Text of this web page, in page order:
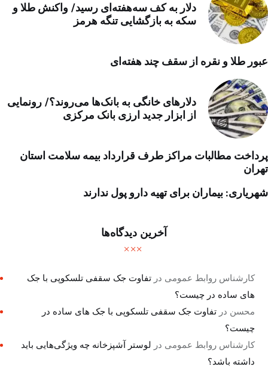
دلار به کف سه‌هفته‌ای رسید/ واکنش طلا و
سکه به بازگشایی تنگه هرمز
عبور طلا و نقره از سقف چند هفته‌ای
دلارهای خانگی به بانک‌ها می‌روند؟/ رونمایی
از ابزار جدید ارزی بانک مرکزی
پرداخت مطالبات مراکز طرف قرارداد بیمه سلامت استان
تهران
شهریاری: بیماران برای تهیه دارو پول ندارند
آخرین دیدگاه‌ها
کارشناس روابط عمومی درتفاوت جک سقفی تلسکوپی با جک
های ساده در چیست؟
محسن درتفاوت جک سقفی تلسکوپی با جک های ساده در
چیست؟
کارشناس روابط عمومی در لوستر آشپزخانه چه ویژگی‌هایی باید
داشته باشد؟